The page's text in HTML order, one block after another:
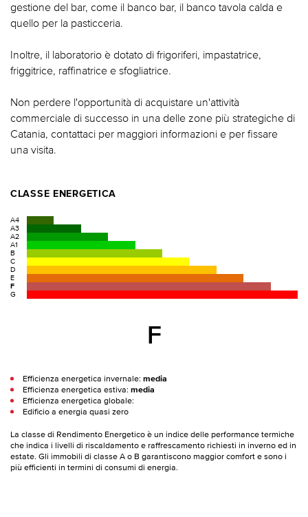
gestione del bar, come il banco bar, il banco tavola calda e
quello per la pasticceria.
Inoltre, il laboratorio è dotato di frigoriferi, impastatrice,
friggitrice, raffinatrice e sfogliatrice.
Non perdere l'opportunità di acquistare un'attività
commerciale di successo in una delle zone più strategiche di
Catania, contattaci per maggiori informazioni e per fissare
una visita.
CLASSE ENERGETICA
A4
A3
A2
A1
B
C
D
E
F
G
F
Efficienza energetica invernale: media
Efficienza energetica estiva: media
Efficienza energetica globale:
Edificio a energia quasi zero
La classe di Rendimento Energetico è un indice delle performance termiche
che indica i livelli di riscaldamento e raffrescamento richiesti in inverno ed in
estate. Gli immobili di classe A o B garantiscono maggior comfort e sono i
più efficienti in termini di consumi di energia.